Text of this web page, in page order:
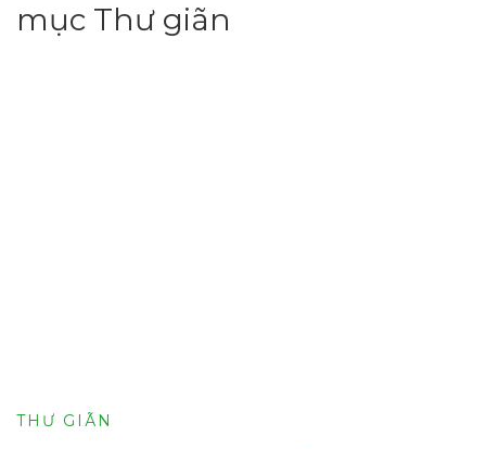
mục Thư giãn
THƯ GIÃN